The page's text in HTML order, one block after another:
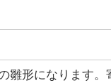
雛形になります